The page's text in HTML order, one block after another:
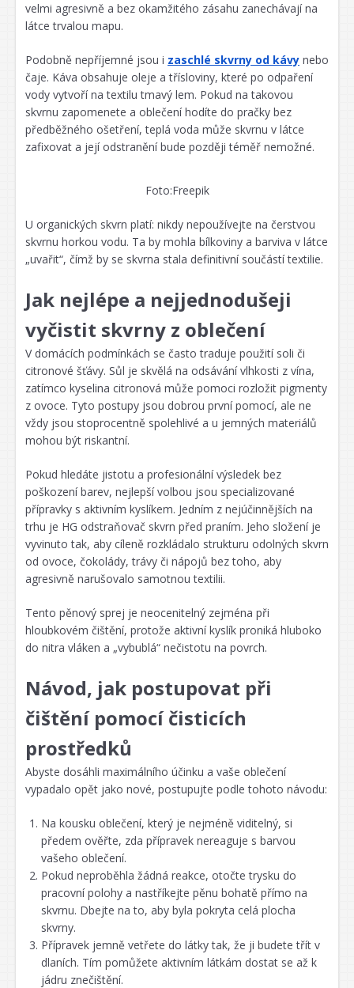
velmi agresivně a bez okamžitého zásahu zanechávají na
látce trvalou mapu.
Podobně nepříjemné jsou i zaschlé skvrny od kávy nebo
čaje. Káva obsahuje oleje a třísloviny, které po odpaření
vody vytvoří na textilu tmavý lem. Pokud na takovou
skvrnu zapomenete a oblečení hodíte do pračky bez
předběžného ošetření, teplá voda může skvrnu v látce
zafixovat a její odstranění bude později téměř nemožné.
Foto:Freepik
U organických skvrn platí: nikdy nepoužívejte na čerstvou
skvrnu horkou vodu. Ta by mohla bílkoviny a barviva v látce
„uvařit“, čímž by se skvrna stala definitivní součástí textilie.
Jak nejlépe a nejjednodušeji
vyčistit skvrny z oblečení
V domácích podmínkách se často traduje použití soli či
citronové šťávy. Sůl je skvělá na odsávání vlhkosti z vína,
zatímco kyselina citronová může pomoci rozložit pigmenty
z ovoce. Tyto postupy jsou dobrou první pomocí, ale ne
vždy jsou stoprocentně spolehlivé a u jemných materiálů
mohou být riskantní.
Pokud hledáte jistotu a profesionální výsledek bez
poškození barev, nejlepší volbou jsou specializované
přípravky s aktivním kyslíkem. Jedním z nejúčinnějších na
trhu je HG odstraňovač skvrn před praním. Jeho složení je
vyvinuto tak, aby cíleně rozkládalo strukturu odolných skvrn
od ovoce, čokolády, trávy či nápojů bez toho, aby
agresivně narušovalo samotnou textilii.
Tento pěnový sprej je neocenitelný zejména při
hloubkovém čištění, protože aktivní kyslík proniká hluboko
do nitra vláken a „vybublá“ nečistotu na povrch.
Návod, jak postupovat při
čištění pomocí čisticích
prostředků
Abyste dosáhli maximálního účinku a vaše oblečení
vypadalo opět jako nové, postupujte podle tohoto návodu:
Na kousku oblečení, který je nejméně viditelný, si
předem ověřte, zda přípravek nereaguje s barvou
vašeho oblečení.
Pokud neproběhla žádná reakce, otočte trysku do
pracovní polohy a nastříkejte pěnu bohatě přímo na
skvrnu. Dbejte na to, aby byla pokryta celá plocha
skvrny.
Přípravek jemně vetřete do látky tak, že ji budete třít v
dlaních. Tím pomůžete aktivním látkám dostat se až k
jádru znečištění.